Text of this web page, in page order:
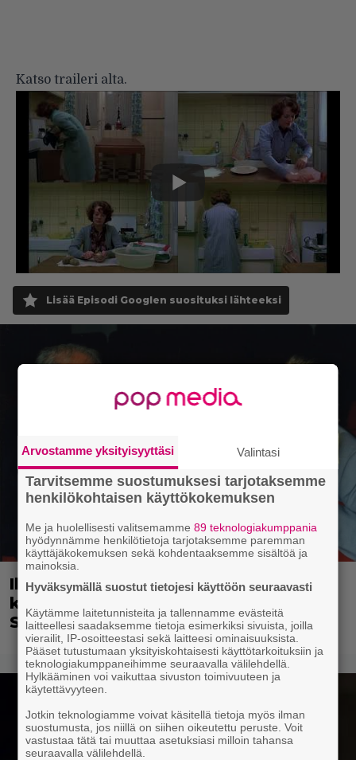
Katso traileri alta.
Lisää Episodi Googlen suosituksi lähteeksi
Illalla tv:ssä: Uuno-elokuva jossa
käytettiin tietokonegrafiikkaa?
Sellainen tehtiin vuonna 1998
Arvostamme yksityisyyttäsi Valintasi
Tarvitsemme suostumuksesi tarjotaksemme
henkilökohtaisen käyttökokemuksen
Me ja huolellisesti valitsemamme89 teknologiakumppania
hyödynnämme henkilötietoja tarjotaksemme paremman
käyttäjäkokemuksen sekä kohdentaaksemme sisältöä ja
mainoksia.
Hyväksymällä suostut tietojesi käyttöön seuraavasti
Käytämme laitetunnisteita ja tallennamme evästeitä
laitteellesi saadaksemme tietoja esimerkiksi sivuista, joilla
vierailit, IP-osoitteestasi sekä laitteesi ominaisuuksista.
Pääset tutustumaan yksityiskohtaisesti käyttötarkoituksiin ja
teknologiakumppaneihimme seuraavalla välilehdellä.
Hylkääminen voi vaikuttaa sivuston toimivuuteen ja
käytettävyyteen.
Jotkin teknologiamme voivat käsitellä tietoja myös ilman
suostumusta, jos niillä on siihen oikeutettu peruste. Voit
vastustaa tätä tai muuttaa asetuksiasi milloin tahansa
seuraavalla välilehdellä.